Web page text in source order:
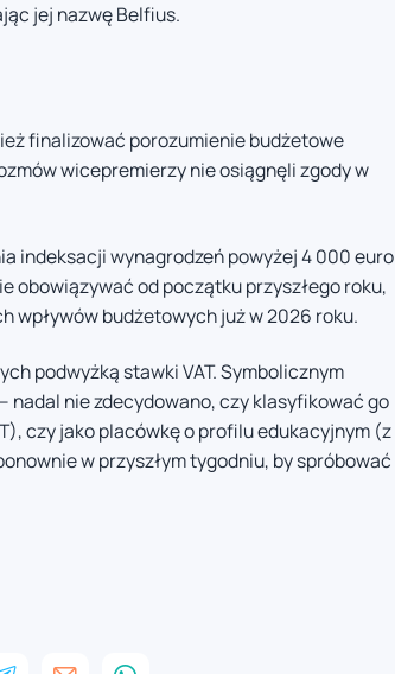
jej nazwę Belfius.
finalizować porozumienie budżetowe
wicepremierzy nie osiągnęli zgody w
indeksacji wynagrodzeń powyżej 4 000 euro
obowiązywać od początku przyszłego roku,
wpływów budżetowych już w 2026 roku.
podwyżką stawki VAT. Symbolicznym
nadal nie zdecydowano, czy klasyfikować go
czy jako placówkę o profilu edukacyjnym (z
w przyszłym tygodniu, by spróbować